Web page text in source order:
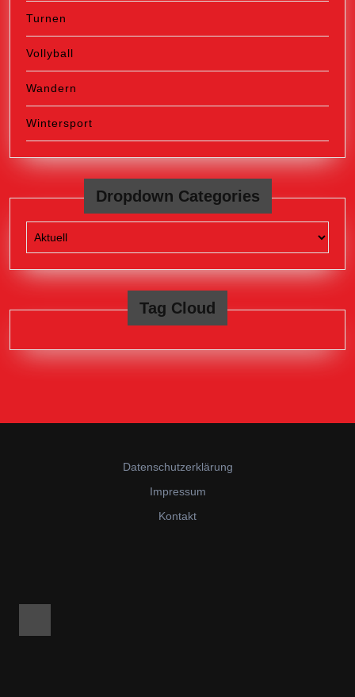
Turnen
Vollyball
Wandern
Wintersport
Dropdown Categories
Tag Cloud
Datenschutzerklärung
Impressum
Kontakt